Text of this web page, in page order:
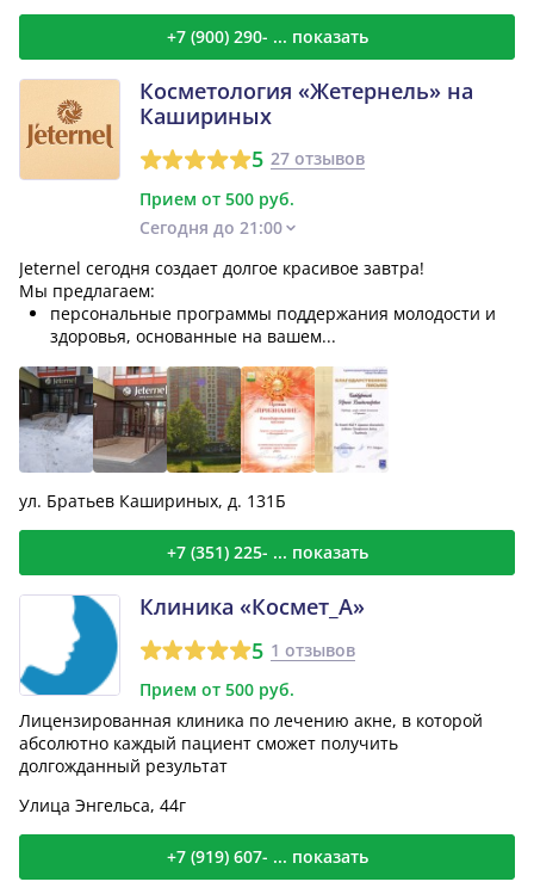
+7 (900) 290- ... показать
Косметология «Жетернель» на
Кашириных
5 27 отзывов
Прием от 500 руб.
Сегодня до 21:00
Jeternel сегодня создает долгое красивое завтра!
Мы предлагаем:
персональные программы поддержания молодости и
здоровья, основанные на вашем...
ул. Братьев Кашириных, д. 131Б
+7 (351) 225- ... показать
Клиника «Космет_А»
5 1 отзывов
Прием от 500 руб.
Лицензированная клиника по лечению акне, в которой
абсолютно каждый пациент сможет получить
долгожданный результат
Улица Энгельса, 44г
+7 (919) 607- ... показать